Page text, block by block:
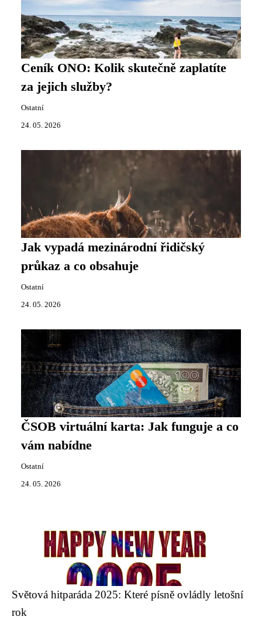
Ceník ONO: Kolik skutečně zaplatíte
za jejich služby?
Ostatní
24. 05. 2026
Jak vypadá mezinárodní řidičský
průkaz a co obsahuje
Ostatní
24. 05. 2026
ČSOB virtuální karta: Jak funguje a co
vám nabídne
Ostatní
24. 05. 2026
Světová hitparáda 2025: Které písně ovládly letošní
rok